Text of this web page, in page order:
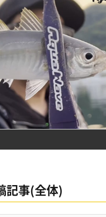
記事(全体)